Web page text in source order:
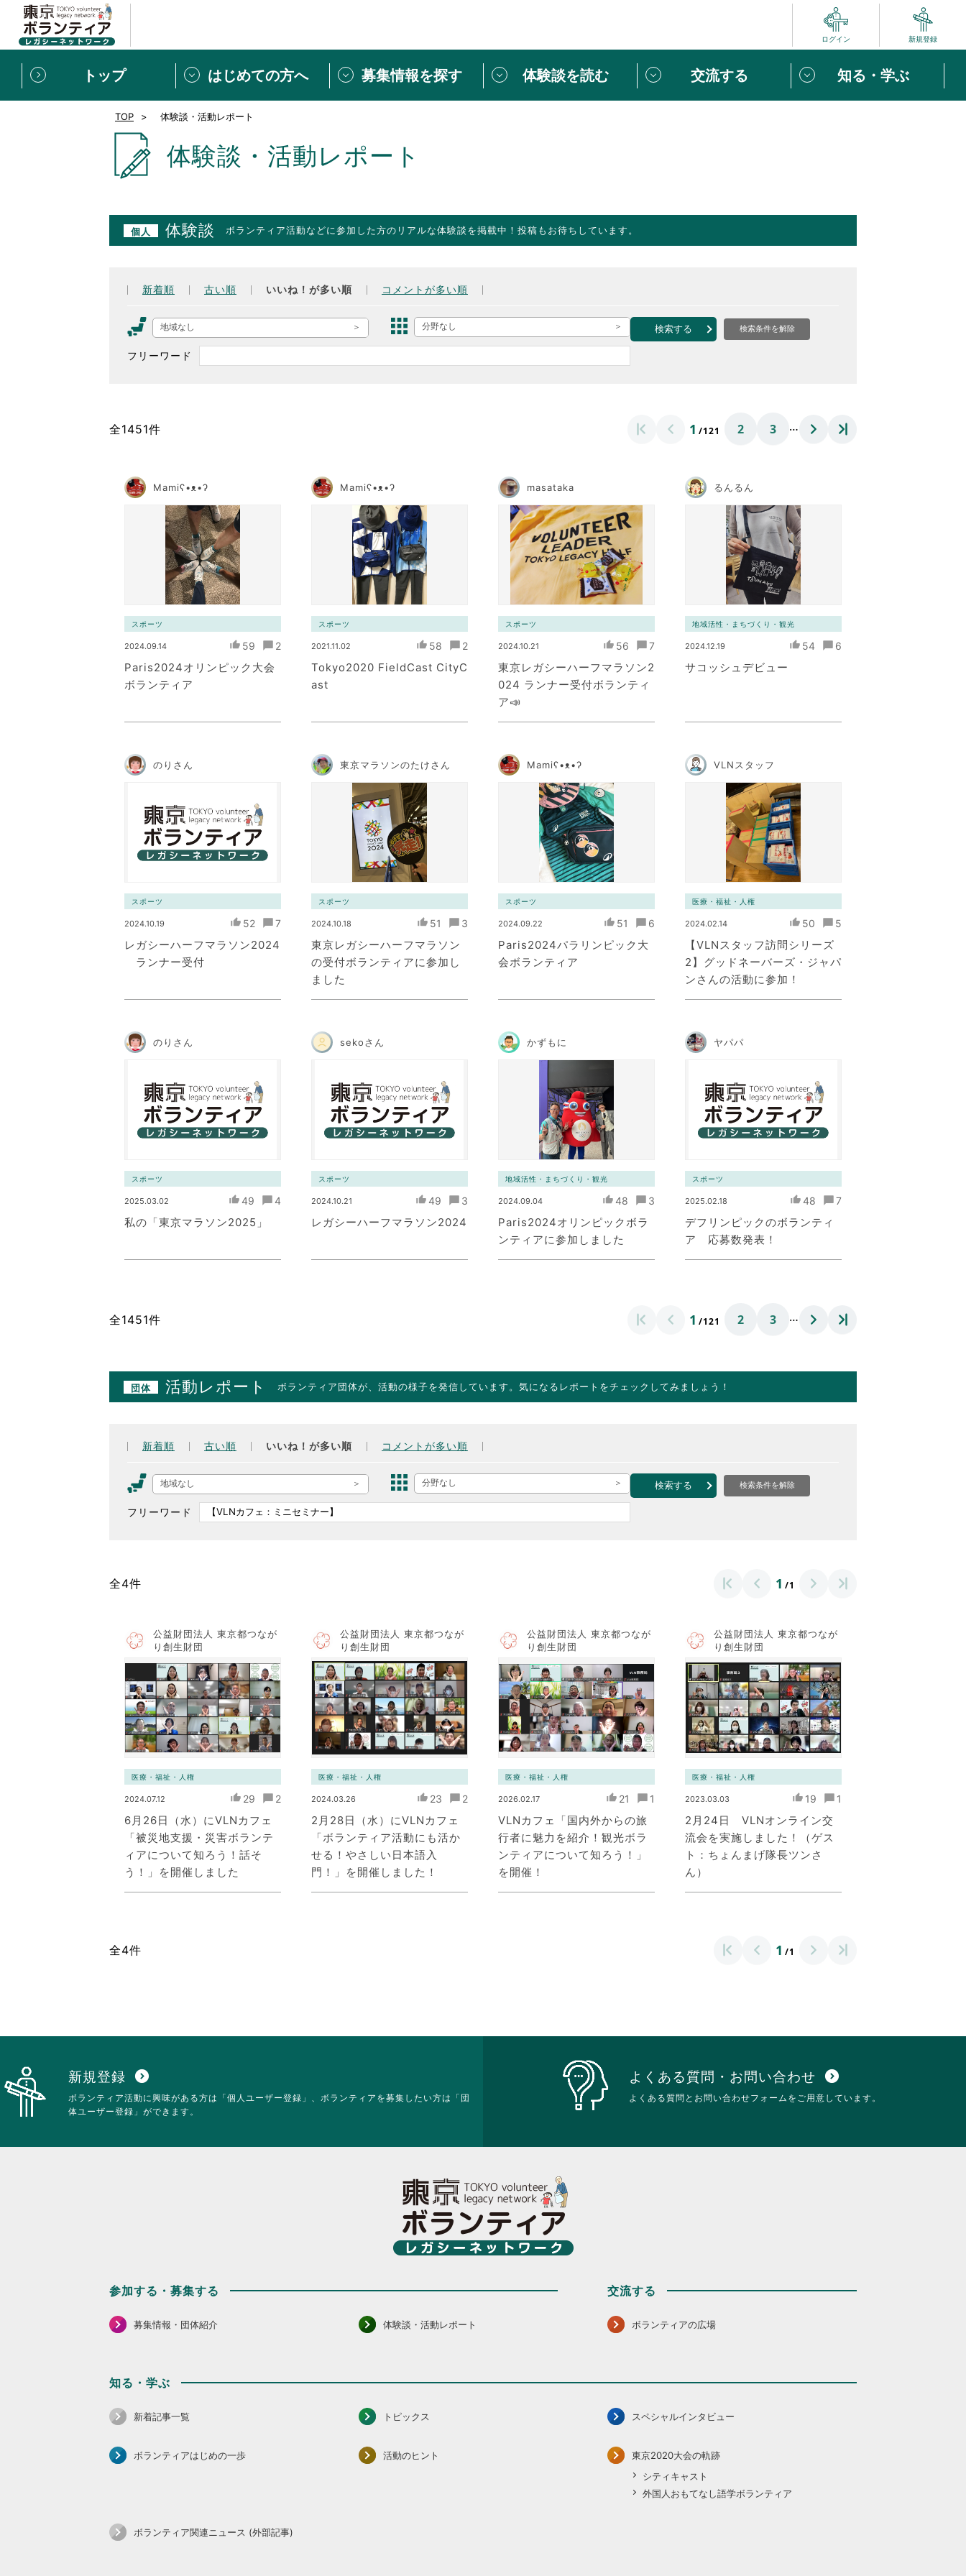
ログイン 新規登録
トップ はじめての方へ
新規登録 ボランティアをしたい方は「個人ユーザー登録」
東京ボランティアレガシーネットワークとは ボランティアはじめての方へ
ボランティア みんなのVOICE
募集情報を探す
募集情報
体験談を読む
[個人] 体験談
交流する
ボランティアの広場
知る・学ぶ
新着記事一覧
スペシャルインタビュー
ボランティアはじめの一歩
東京2020大会の軌跡 ボランティア関連ニュース（外部記事）
TOP 体験談・活動レポート
体験談・活動レポート
個人 体験談 ボランティア活動などに参加した方のリアルな体験談を掲載中！投稿もお待ちしています。
新着順 古い順 いいね！が多い順 コメントが多い順
地域なし 分野なし
フリーワード
検索する 検索条件を解除
全1451件 1 /121 2 3 …
Mamiʕ•ᴥ•ʔ
スポーツ
2024.09.14 59 2
Paris2024オリンピック大会
ボランティア
Mamiʕ•ᴥ•ʔ
スポーツ
2021.11.02 58 2
Tokyo2020 FieldCast CityC
ast
masataka
スポーツ
2024.10.21 56 7
東京レガシーハーフマラソン2
024 ランナー受付ボランティ
ア📣
るんるん
地域活性・まちづくり・観光
2024.12.19 54 6
サコッシュデビュー
のりさん
スポーツ
2024.10.19 52 7
レガシーハーフマラソン2024
ランナー受付
東京マラソンのたけさん
スポーツ
2024.10.18 51 3
東京レガシーハーフマラソン
の受付ボランティアに参加し
ました
Mamiʕ•ᴥ•ʔ
スポーツ
2024.09.22 51 6
Paris2024パラリンピック大
会ボランティア
VLNスタッフ
医療・福祉・人権
2024.02.14 50 5
【VLNスタッフ訪問シリーズ
2】グッドネーバーズ・ジャパ
ンさんの活動に参加！
のりさん
スポーツ
2025.03.02 49 4
私の「東京マラソン2025」
sekoさん
スポーツ
2024.10.21 49 3
レガシーハーフマラソン2024
かずもに
地域活性・まちづくり・観光
2024.09.04 48 3
Paris2024オリンピックボラ
ンティアに参加しました
ヤパパ
スポーツ
2025.02.18 48 7
デフリンピックのボランティ
ア 応募数発表！
全1451件 1 /121 2 3 …
団体 活動レポート ボランティア団体が、活動の様子を発信しています。気になるレポートをチェックしてみましょう！
新着順 古い順 いいね！が多い順 コメントが多い順
地域なし 分野なし
フリーワード
検索する 検索条件を解除
全4件 1 /1
公益財団法人 東京都つなが
り創生財団
医療・福祉・人権
2024.07.12 29 2
6月26日（水）にVLNカフェ
「被災地支援・災害ボランテ
ィアについて知ろう！話そ
う！」を開催しました
公益財団法人 東京都つなが
り創生財団
医療・福祉・人権
2024.03.26 23 2
2月28日（水）にVLNカフェ
「ボランティア活動にも活か
せる！やさしい日本語入
門！」を開催しました！
公益財団法人 東京都つなが
り創生財団
医療・福祉・人権
2026.02.17 21 1
VLNカフェ「国内外からの旅
行者に魅力を紹介！観光ボラ
ンティアについて知ろう！」
を開催！
公益財団法人 東京都つなが
り創生財団
医療・福祉・人権
2023.03.03 19 1
2月24日 VLNオンライン交
流会を実施しました！（ゲス
ト：ちょんまげ隊長ツンさ
ん）
全4件 1 /1
新規登録 expand_circle_down
ボランティア活動に興味がある方は「個人ユーザー登録」、ボランティアを募集したい方は「団
体ユーザー登録」ができます。
よくある質問・お問い合わせ expand_circle_down
よくある質問とお問い合わせフォームをご用意しています。
参加する・募集する
募集情報・団体紹介 体験談・活動レポート
交流する
ボランティアの広場
知る・学ぶ
新着記事一覧 トピックス スペシャルインタビュー
ボランティアはじめの一歩 活動のヒント
東京2020大会の軌跡
シティキャスト
外国人おもてなし語学ボランティア
ボランティア関連ニュース (外部記事)